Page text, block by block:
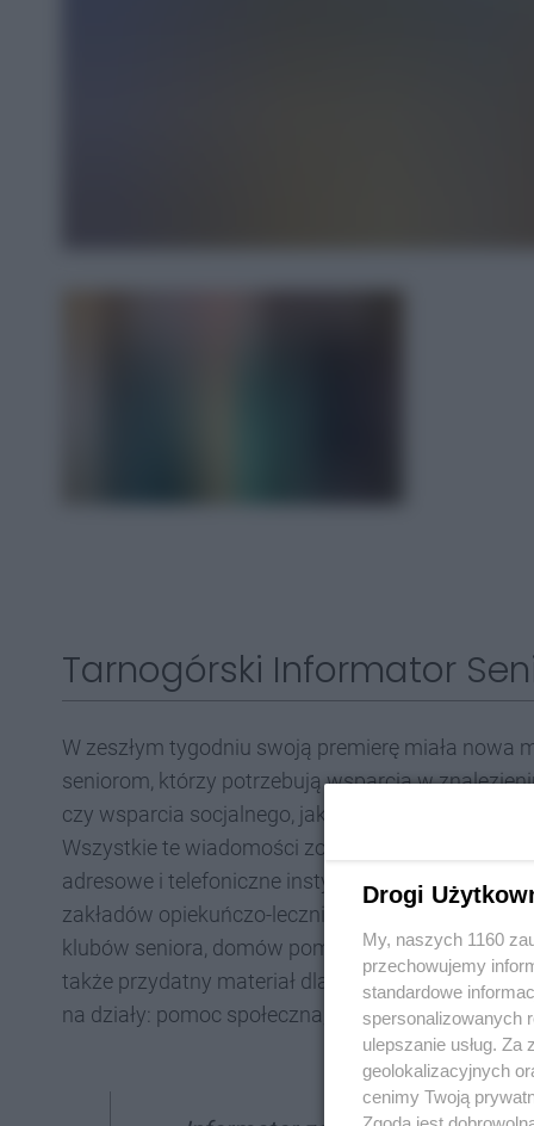
Tarnogórski Informator
W zeszłym tygodniu swoją premierę miała
seniorom, którzy potrzebują wsparcia w
czy wsparcia socjalnego, jak i tym, którzy szukają
Wszystkie te wiadomości zostały zawarte w
adresowe i telefoniczne instytucji, jakie często
zakładów opiekuńczo-leczniczych i
klubów seniora, domów pomocy społecznej,
także przydatny materiał dla osób opiekujących
na działy: pomoc społeczna, służba zdrowia,
Drogi
My, naszych 1160
przechowujemy
standardowe
spersonalizowanych
ulepszanie usług.
geolokalizacyjnych
cenimy Twoją